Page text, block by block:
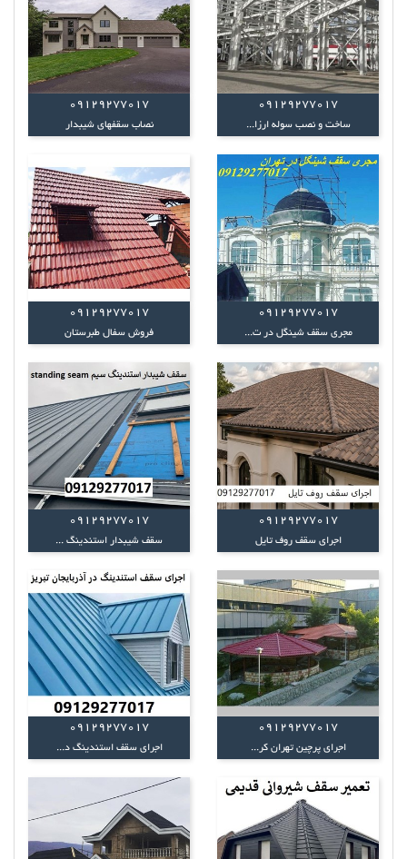
09129277017
ساخت و نصب سوله ارزا...
09129277017
نصاب سقفهای شیبدار
09129277017
مجری سقف شینگل در ت...
09129277017
فروش سفال طبرستان
09129277017
اجرای سقف روف تایل
09129277017
سقف شیبدار استندینگ ...
09129277017
اجرای پرچین تهران کر...
09129277017
اجرای سقف استندینگ د...